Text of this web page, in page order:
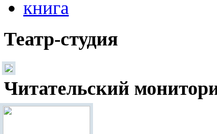
Театр-студия
Читательский